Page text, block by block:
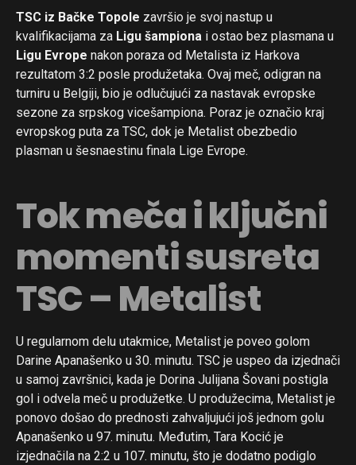
TSC iz Bačke Topole završio je svoj nastup u
kvalifikacijama za Ligu šampiona i ostao bez plasmana u
Ligu Evrope nakon poraza od Metalista iz Harkova
rezultatom 3:2 posle produžetaka. Ovaj meč, odigran na
turniru u Belgiji, bio je odlučujući za nastavak evropske
sezone za srpskog vicešampiona. Poraz je označio kraj
evropskog puta za TSC, dok je Metalist obezbedio
plasman u šesnaestinu finala Lige Evrope.
Tok meča i ključni
momenti susreta
TSC – Metalist
U regularnom delu utakmice, Metalist je poveo golom
Darine Apanašenko u 30. minutu. TSC je uspeo da izjednači
u samoj završnici, kada je Dorina Julijana Šovani postigla
gol i odvela meč u produžetke. U produžecima, Metalist je
ponovo došao do prednosti zahvaljujući još jednom golu
Apanašenko u 97. minutu. Međutim, Tara Kocić je
izjednačila na 2:2 u 107. minutu, što je dodatno podiglo